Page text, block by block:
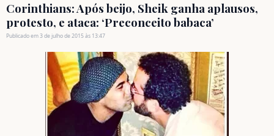
Corinthians: Após beijo, Sheik ganha aplausos,
protesto, e ataca: ‘Preconceito babaca’
Publicado em 3 de julho de 2015 às 13:47